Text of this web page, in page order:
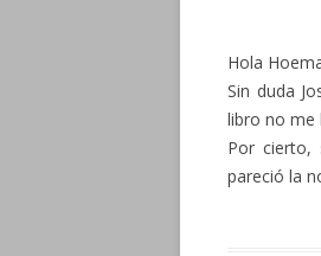
Hola
Sin duda
libro no me
Por cierto,
pareció la